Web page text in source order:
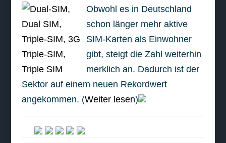
Obwohl es in Deutschland
schon länger mehr aktive
SIM-Karten als Einwohner
gibt, steigt die Zahl weiterhin
merklich an. Dadurch ist der
Sektor auf einem neuen Rekordwert
angekommen. (Weiter lesen)